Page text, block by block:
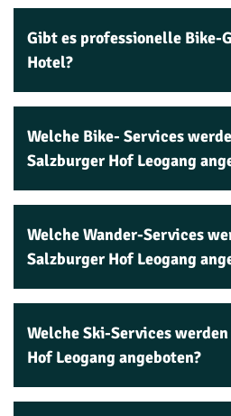
Gibt es professionelle Bike-
Hotel?
Welche Bike- Services
Salzburger Hof Leogang
Welche Wander-Services
Salzburger Hof Leogang
Welche Ski-Services
Hof Leogang angeboten?